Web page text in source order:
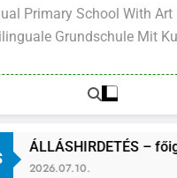
Primary School With Art
Grundschule Mit
ÁLLÁSHIRDETÉS –
2026.07.10.